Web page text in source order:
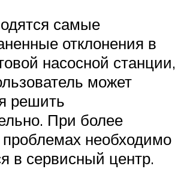
самые
отклонения в
насосной станции,
может
решить
При более
необходимо
в сервисный центр.